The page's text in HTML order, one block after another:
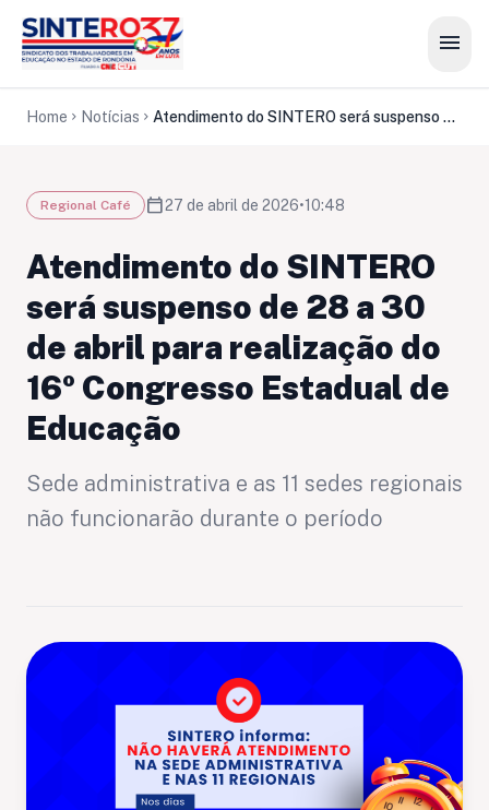
menu
Home chevron_right Notícias chevron_right Atendimento do SINTERO será suspenso de 28 a 30 de abril para realização do 16º Congresso Estadual de Educação
Regional Café calendar_today27 de abril de 2026•10:48
Atendimento do SINTERO
será suspenso de 28 a 30
de abril para realização do
16º Congresso Estadual de
Educação
Sede administrativa e as 11 sedes regionais
não funcionarão durante o período